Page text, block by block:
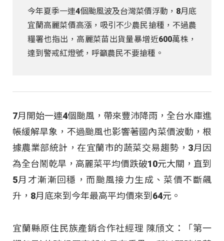
今年夏季一連4個颱風波及台灣菜價浮動，8月底
宜蘭高麗菜價高漲，吸引不少農民搶種，不過農
糧署也指出，高麗菜苗出貨量暴增近600萬株，
達到警戒紅燈號，呼籲農民不要搶種。
7月開始一連4個颱風，帶來豐沛降雨，全台水庫進
帳緩解旱象，不過颱風也影響著國內菜價波動，根
據農業部統計，在宜蘭市的蔬菜交易趨勢，3月因
為全台鬧乾旱，高麗菜平均價跌破10元大關，直到
5月才漸漸回穩，而颱風接力生成、菜價不斷飆
升，8月底來到今年最高平均價來到64元。
宜蘭縣原住民族產銷合作社經理 陳頎文：「第一